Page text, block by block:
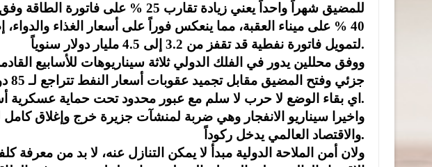
للمضيق شهراً واحداً يعني زيادة تقارب 25
40 % على ميناء العقبة، مما ينعكس فوراً على أسعار الغذاء
لتمويل فاتورة نفطية قد تقفز من 3.2 إلى 4.5 مليار دولار سنوياً.
ووفق محللين يدور في الفلك الدولي ثلاثة سيناريوهات للأسابيع
اي بقاء الوضع لا حرب لا سلم مع عبور محدود تحت حماية عسكرية أسعار النفط تتأرجح بين 95-110 دولارات.
والاقتصاد العالمي يدخل ركوداً.
ولان أمن الملاحة الدولية مبدأ لا يمكن التنازل عنه، لا بد من معرفة